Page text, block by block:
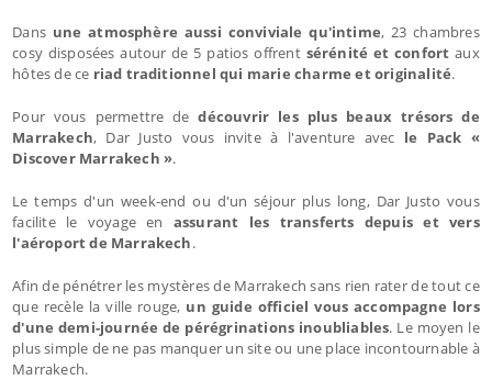
Dans une atmosphère aussi conviviale qu'intime, 23 chambres
cosy disposées autour de 5 patios offrent sérénité et confortaux
hôtes de ce riad traditionnel qui marie charme et originalité.
Pour vous permettre dedécouvrir les plus beaux trésors de
Marrakech, Dar Justo vous invite à l'aventure avec le Pack «
Discover Marrakech ».
Le temps d'un week-end ou d'un séjour plus long, Dar Justo vous
facilite le voyage en assurant les transferts depuis et vers
l'aéroport de Marrakech.
Afin de pénétrer les mystères de Marrakech sans rien rater de tout ce
que recèle la ville rouge, un guide officiel vous accompagne lors
d'une demi-journée de pérégrinations inoubliables. Le moyen le
plus simple de ne pas manquer un site ou une place incontournable à
Marrakech.